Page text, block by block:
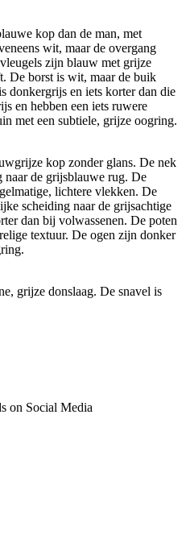
kop dan de man, met
wit, maar de overgang
zijn blauw met grijze
De borst is wit, maar de buik
donkergrijs en iets korter dan die
en hebben een iets ruwere
met een subtiele, grijze oogring.
kop zonder glans. De nek
naar de grijsblauwe rug. De
lichtere vlekken. De
scheiding naar de grijsachtige
dan bij volwassenen. De poten
textuur. De ogen zijn donker
grijze donslaag. De snavel is
on Social Media